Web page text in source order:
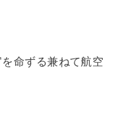
命ずる兼ねて航空